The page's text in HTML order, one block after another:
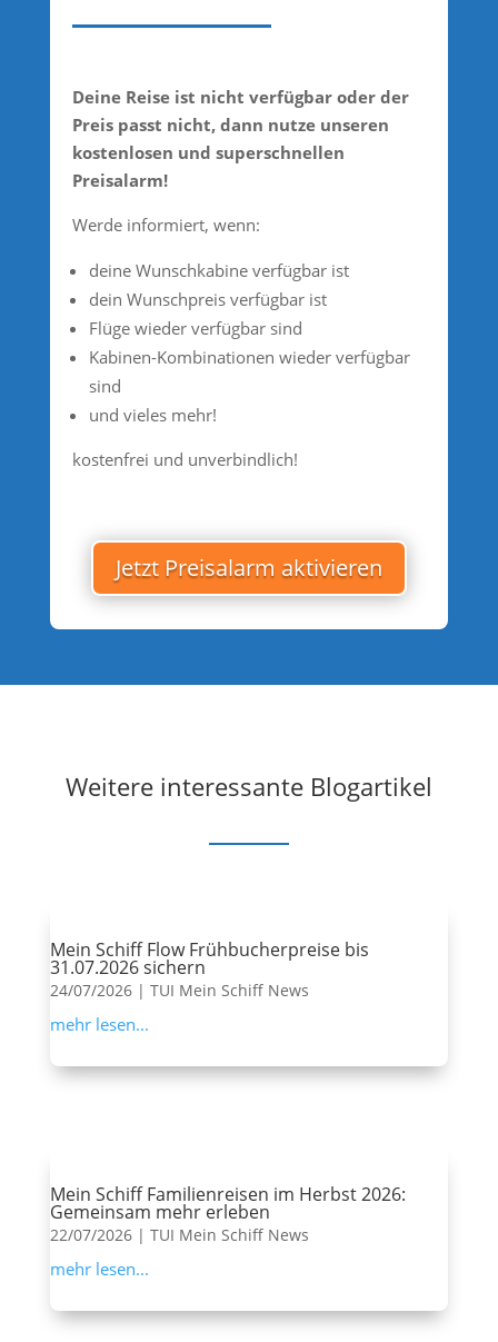
Deine Reise ist nicht verfügbar oder der
Preis passt nicht, dann nutze unseren
kostenlosen und superschnellen
Preisalarm!
Werde informiert, wenn:
deine Wunschkabine verfügbar ist
dein Wunschpreis verfügbar ist
Flüge wieder verfügbar sind
Kabinen-Kombinationen wieder verfügbar
sind
und vieles mehr!
kostenfrei und unverbindlich!
Jetzt Preisalarm aktivieren
Weitere interessante Blogartikel
Mein Schiff Flow Frühbucherpreise bis
31.07.2026 sichern
24/07/2026| TUI Mein Schiff News
mehr lesen...
Mein Schiff Familienreisen im Herbst 2026:
Gemeinsam mehr erleben
22/07/2026| TUI Mein Schiff News
mehr lesen...